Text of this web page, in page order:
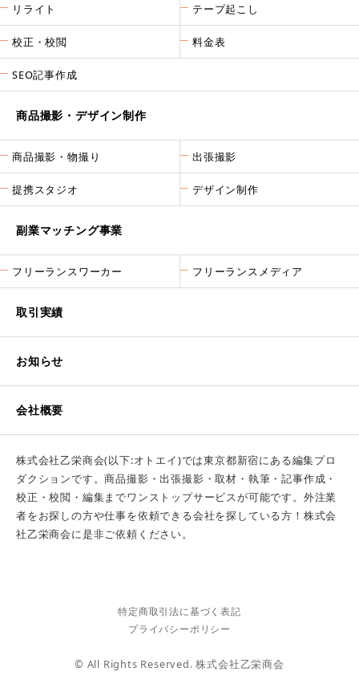
リライト テープ起こし
校正・校閲 料金表
SEO記事作成
商品撮影・デザイン制作
商品撮影・物撮り 出張撮影
提携スタジオ デザイン制作
副業マッチング事業
フリーランスワーカー フリーランスメディア
取引実績
お知らせ
会社概要
株式会社乙栄商会(以下:オトエイ)では東京都新宿にある編集プロ
ダクションです。商品撮影・出張撮影・取材・執筆・記事作成・
校正・校閲・編集までワンストップサービスが可能です。外注業
者をお探しの方や仕事を依頼できる会社を探している方！株式会
社乙栄商会に是非ご依頼ください。
特定商取引法に基づく表記
プライバシーポリシー
© All Rights Reserved. 株式会社乙栄商会